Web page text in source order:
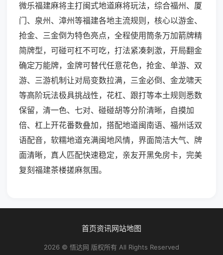
微乐福建麻将主打闽式地道麻将玩法，综合福州、厦
门、泉州、漳州等福建各地主流规则，核心以游金、
抢金、三金倒为特色亮点，全程使用筒条万加箭牌精
简牌型，可碰可杠不可吃，打法紧凑刺激，开局翻金
确定万能牌，金牌可替代任意花色，抢金、单游、双
游、三游机制让对局变数拉满，三金必倒、金龙啸天
等高阶玩法极具挑战性，花杠、跟打等本土规则悉数
保留，清一色、七对、碰碰胡等分阶清晰，自摸加
倍、杠上开花番数叠加，搭配地道闽南语、福州话双
语配音，软糯地道充满闽地风情，界面简洁大气、牌
面清晰，真人匹配快速稳定，亲友开黑免房卡，完美
复刻福建茶楼搓麻氛围。
首页资讯网站地图
2026 © 悟达网 版权所有 All Rights Reserved